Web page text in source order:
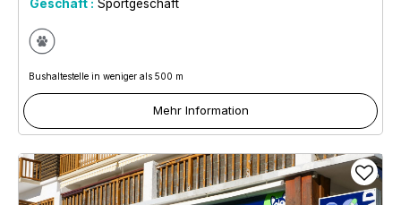
Geschäft : Sportgeschäft
Bushaltestelle in weniger als 500 m
Mehr Information